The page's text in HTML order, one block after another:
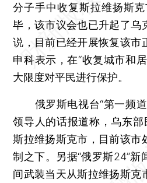
分子手中收复斯拉维扬斯
毕，该市议会也已升起了乌
说，目前已经开展恢复该市
申科表示，在“收复城市和
大限度对平民进行保护。
俄罗斯电视台“第一频道
领导人的话报道称，乌东
斯拉维扬斯克市，目前该市
制之下。另据“俄罗斯24”新
间武装当天从斯拉维扬斯克